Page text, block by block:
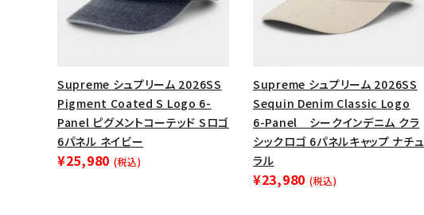
Supreme シュプリーム 2026SS
Pigment Coated S Logo 6-
Panel ピグメントコーテッド Sロゴ
6パネル ネイビー
¥25,980 (税込)
Supreme シュプリーム 2026SS
Sequin Denim Classic Logo
6-Panel シークインデニム クラ
シックロゴ 6パネルキャップ ナチュ
ラル
¥23,980 (税込)